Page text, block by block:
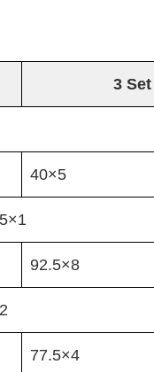
3 Set
40×5
92.5×8
77.5×4